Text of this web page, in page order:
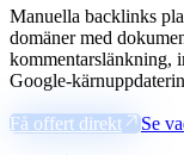
Manuella backlinks
domäner med
kommentarslänkning,
Google-
Få offert direkt Se